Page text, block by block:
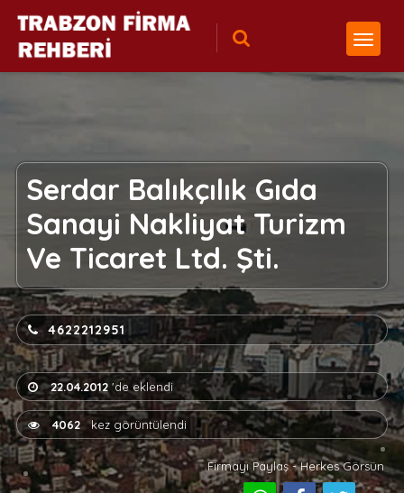
Serdar Balıkçılık Gıda
Sanayi Nakliyat Turizm
Ve Ticaret Ltd. Şti.
4622212951
22.04.2012'de eklendi
4062kez görüntülendi
Firmayı Paylaş - Herkes Görsün